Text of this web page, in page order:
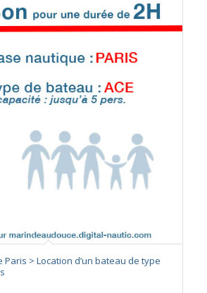
> Location d’un bateau de type